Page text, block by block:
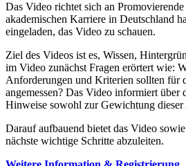
Das Video richtet sich an
akademischen Karriere in Deutschland
eingeladen, das Video zu schauen.
Ziel des Videos ist es, Wissen,
im Video zunächst Fragen erörtert wie:
Anforderungen und Kriterien sollten für
angemessen? Das Video informiert
Hinweise sowohl zur Gewichtung dieser
Darauf aufbauend bietet das Video
nächste wichtige Schritte abzuleiten.